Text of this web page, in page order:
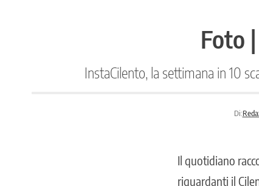
Foto
InstaCilento, la settimana in 10
Di:
Il quotidiano
riguardanti il